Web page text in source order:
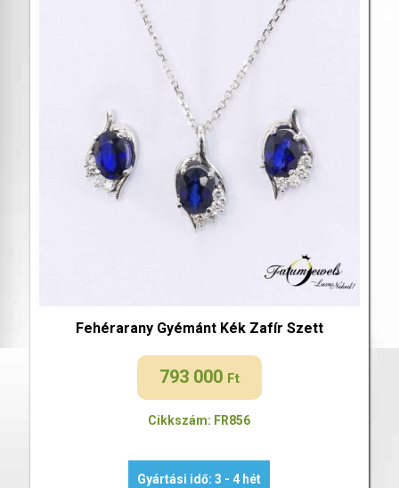
Fehérarany Gyémánt Kék Zafír Szett
793 000 Ft
Cikkszám: FR856
Gyártási idő: 3 - 4 hét